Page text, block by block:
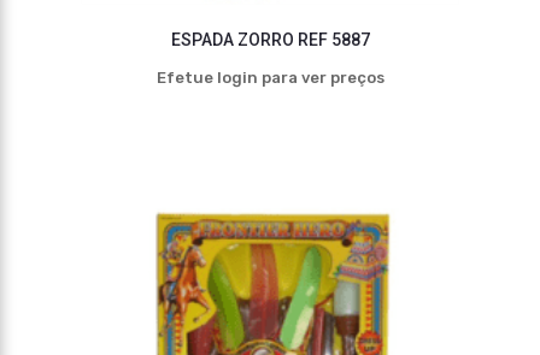
ESPADA ZORRO REF 5887
Efetue login para ver preços